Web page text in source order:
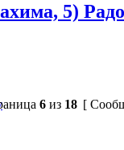
5)
6 из 18 [